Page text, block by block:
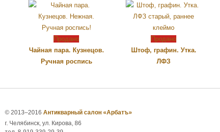
Продано
Чайная пара. Кузнецов.
Ручная роспись
Продано
Штоф, графин. Утка.
ЛФЗ
© 2013–2016 Антикварный салон «Арбатъ»
г. Челябинск, ул. Кирова, 86